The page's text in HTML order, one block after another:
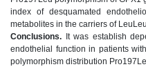
index of desquamated
metabolites in the carriers of
Conclusions. It was еstablish
endothelial function in patients
polymorphism distribution